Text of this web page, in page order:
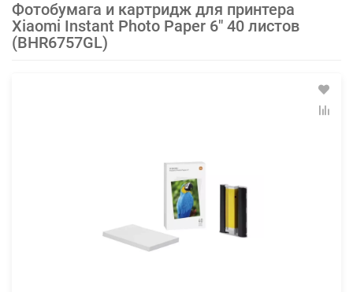
Фотобумага и картридж для принтера
Xiaomi Instant Photo Paper 6" 40 листов
(BHR6757GL)